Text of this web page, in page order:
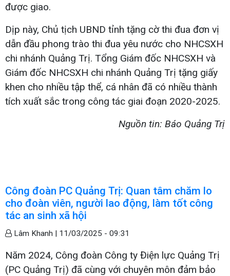
được giao.
Dịp này, Chủ tịch UBND tỉnh tặng cờ thi đua đơn vị
dẫn đầu phong trào thi đua yêu nước cho NHCSXH
chi nhánh Quảng Trị. Tổng Giám đốc NHCSXH và
Giám đốc NHCSXH chi nhánh Quảng Trị tặng giấy
khen cho nhiều tập thể, cá nhân đã có nhiều thành
tích xuất sắc trong công tác giai đoạn 2020-2025.
Nguồn tin: Báo Quảng Trị
Công đoàn PC Quảng Trị: Quan tâm chăm lo
cho đoàn viên, người lao động, làm tốt công
tác an sinh xã hội
Lâm Khanh | 11/03/2025 - 09:31
Năm 2024, Công đoàn Công ty Điện lực Quảng Trị
(PC Quảng Trị) đã cùng với chuyên môn đảm bảo